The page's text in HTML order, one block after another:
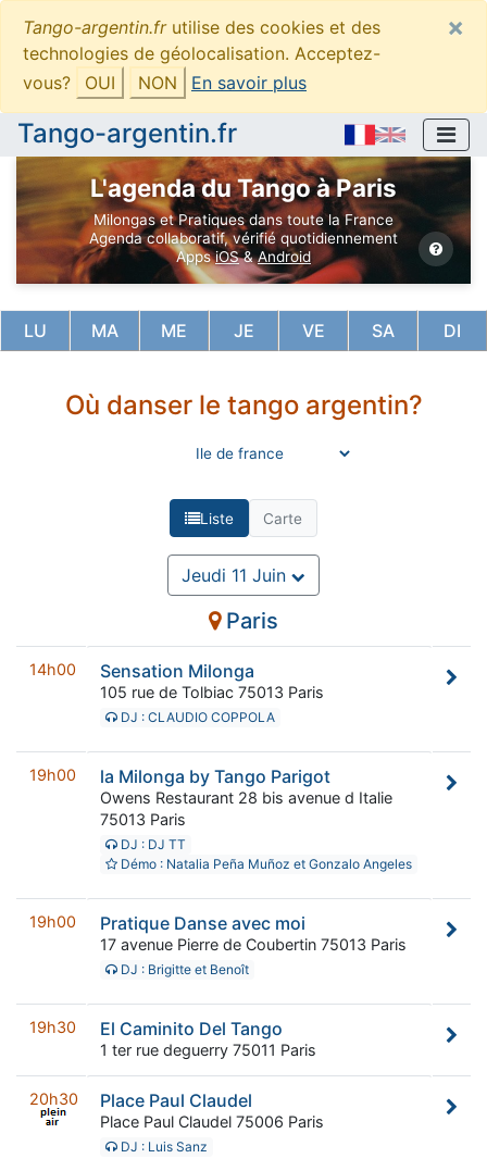
Tango-argentin.frutilise des cookies et des
technologies de géolocalisation. Acceptez-
vous?
OUI NON En savoir plus
×
Tango-argentin.fr
L'agenda du Tango à Paris
Milongas et Pratiques dans toute la France
Agenda collaboratif, vérifié quotidiennement
AppsiOS&Android
LU MA ME JE VE SA DI
Où danser le tango argentin?
Liste Carte
Jeudi 11 Juin
Paris
14h00 Sensation Milonga
105 rue de Tolbiac 75013 Paris
DJ : CLAUDIO COPPOLA
19h00 la Milonga by Tango Parigot
Owens Restaurant 28 bis avenue d Italie
75013 Paris
DJ : DJ TT
Démo : Natalia Peña Muñoz et Gonzalo Angeles
19h00 Pratique Danse avec moi
17 avenue Pierre de Coubertin 75013 Paris
DJ : Brigitte et Benoît
19h30 El Caminito Del Tango
1 ter rue deguerry 75011 Paris
20h30 Place Paul Claudel
Place Paul Claudel 75006 Paris
DJ : Luis Sanz